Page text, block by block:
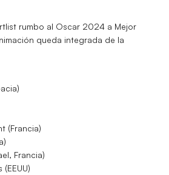
rumbo al Oscar 2024 a Mejor
queda integrada de la
(Francia)
Francia)